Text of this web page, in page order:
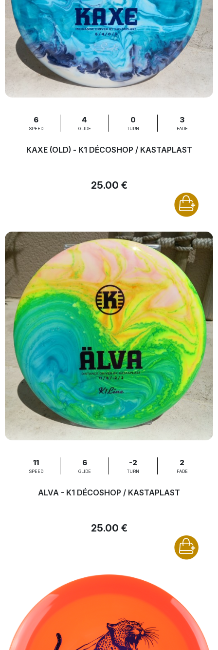
6
SPEED
4
GLIDE
0
TURN
3
FADE
KAXE (OLD) - K1 DÉCOSHOP / KASTAPLAST
25.00 €
11
SPEED
6
GLIDE
-2
TURN
2
FADE
ALVA - K1 DÉCOSHOP / KASTAPLAST
25.00 €